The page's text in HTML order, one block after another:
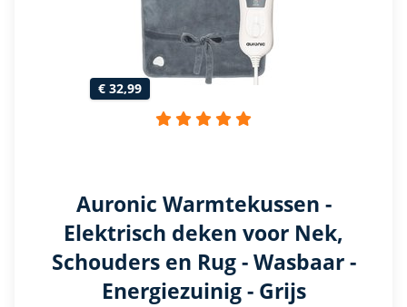
€ 32,99
Auronic Warmtekussen -
Elektrisch deken voor Nek,
Schouders en Rug - Wasbaar -
Energiezuinig - Grijs